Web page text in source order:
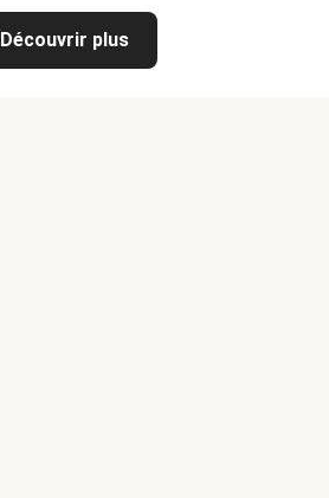
Découvrir plus